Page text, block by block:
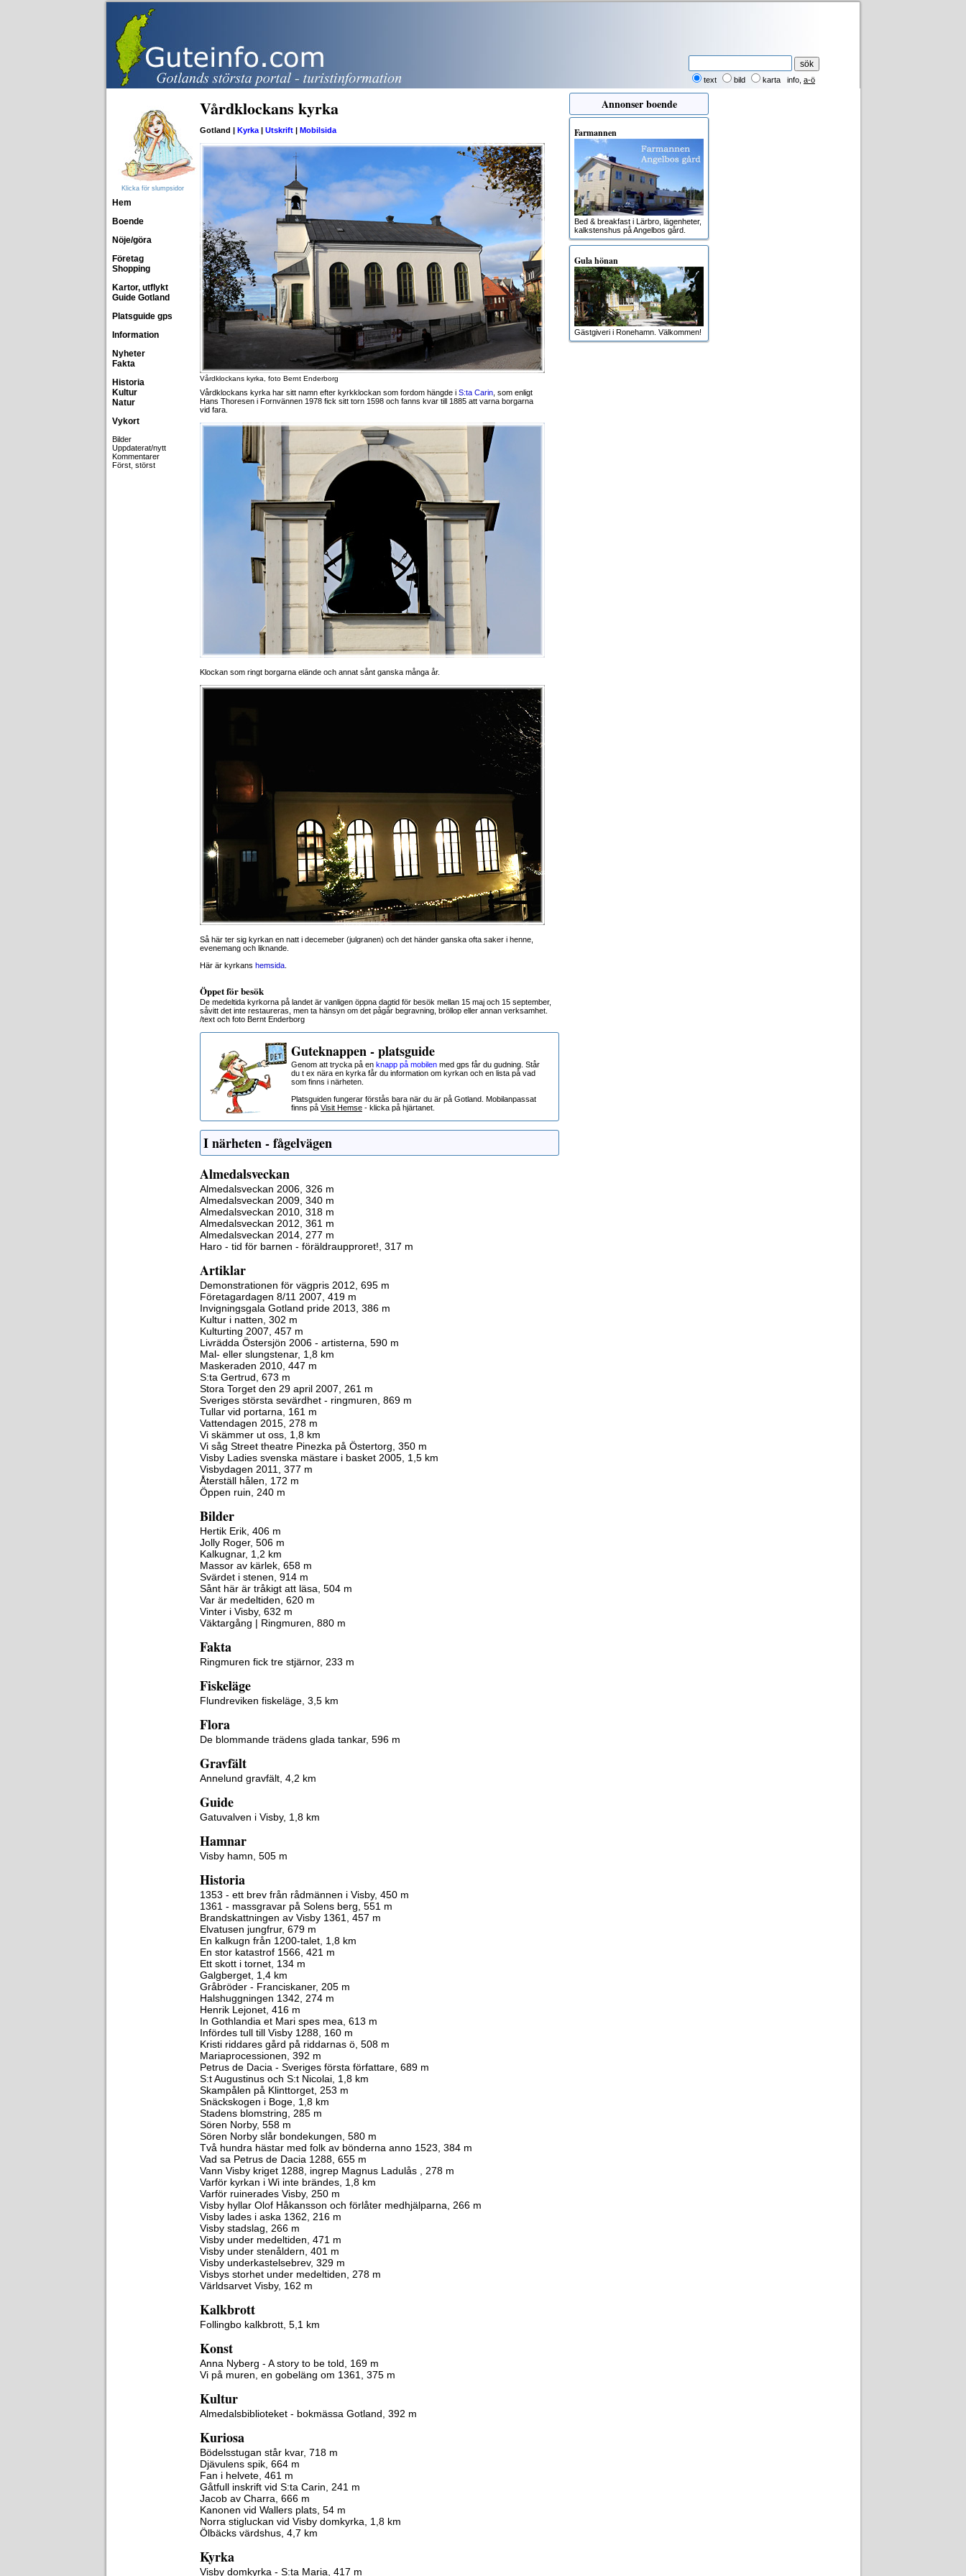
text bild karta info a-ö
Klicka för slumpsidor
Hem
Boende
Nöje/göra
Företag
Shopping
Kartor, utflykt
Guide Gotland
Platsguide gps
Information
Nyheter
Fakta
Historia
Kultur
Natur
Vykort
Bilder
Uppdaterat/nytt
Kommentarer
Först, störst
Vårdklockans kyrka
Gotland | Kyrka | Utskrift | Mobilsida
Vårdklockans kyrka, foto Bernt Enderborg
Vårdklockans kyrka har sitt namn efter kyrkklockan som fordom hängde i S:ta Carin , som enligt
Hans Thoresen i Fornvännen 1978 fick sitt torn 1598 och fanns kvar till 1885 att varna borgarna
vid fara.
Klockan som ringt borgarna elände och annat sånt ganska många år.
Så här ter sig kyrkan en natt i decemeber (julgranen) och det händer ganska ofta saker i henne,
evenemang och liknande.
Här är kyrkans hemsida
Öppet för besök
De medeltida kyrkorna på landet är vanligen öppna dagtid för besök mellan 15 maj och 15 september,
såvitt det inte restaureras, men ta hänsyn om det pågår begravning, bröllop eller annan verksamhet.
/text och foto Bernt Enderborg
Guteknappen - platsguide
Genom att trycka på en knapp på mobilen med gps får du gudning. Står
du t ex nära en kyrka får du information om kyrkan och en lista på vad
som finns i närheten.
Platsguiden fungerar förstås bara när du är på Gotland. Mobilanpassat
finns på Visit Hemse - klicka på hjärtanet.
I närheten - fågelvägen
Almedalsveckan
Almedalsveckan 2006, 326 m
Almedalsveckan 2009, 340 m
Almedalsveckan 2010, 318 m
Almedalsveckan 2012, 361 m
Almedalsveckan 2014, 277 m
Haro - tid för barnen - föräldraupproret!, 317 m
Artiklar
Demonstrationen för vägpris 2012, 695 m
Företagardagen 8/11 2007, 419 m
Invigningsgala Gotland pride 2013, 386 m
Kultur i natten, 302 m
Kulturting 2007, 457 m
Livrädda Östersjön 2006 - artisterna, 590 m
Mal- eller slungstenar, 1,8 km
Maskeraden 2010, 447 m
S:ta Gertrud, 673 m
Stora Torget den 29 april 2007, 261 m
Sveriges största sevärdhet - ringmuren, 869 m
Tullar vid portarna, 161 m
Vattendagen 2015, 278 m
Vi skämmer ut oss, 1,8 km
Vi såg Street theatre Pinezka på Östertorg, 350 m
Visby Ladies svenska mästare i basket 2005, 1,5 km
Visbydagen 2011, 377 m
Återställ hålen, 172 m
Öppen ruin, 240 m
Bilder
Hertik Erik, 406 m
Jolly Roger, 506 m
Kalkugnar, 1,2 km
Massor av kärlek, 658 m
Svärdet i stenen, 914 m
Sånt här är tråkigt att läsa, 504 m
Var är medeltiden, 620 m
Vinter i Visby, 632 m
Väktargång | Ringmuren, 880 m
Fakta
Ringmuren fick tre stjärnor, 233 m
Fiskeläge
Flundreviken fiskeläge, 3,5 km
Flora
De blommande trädens glada tankar, 596 m
Gravfält
Annelund gravfält, 4,2 km
Guide
Gatuvalven i Visby, 1,8 km
Hamnar
Visby hamn, 505 m
Historia
1353 - ett brev från rådmännen i Visby, 450 m
1361 - massgravar på Solens berg, 551 m
Brandskattningen av Visby 1361, 457 m
Elvatusen jungfrur, 679 m
En kalkugn från 1200-talet, 1,8 km
En stor katastrof 1566, 421 m
Ett skott i tornet, 134 m
Galgberget, 1,4 km
Gråbröder - Franciskaner, 205 m
Halshuggningen 1342, 274 m
Henrik Lejonet, 416 m
In Gothlandia et Mari spes mea, 613 m
Infördes tull till Visby 1288, 160 m
Kristi riddares gård på riddarnas ö, 508 m
Mariaprocessionen, 392 m
Petrus de Dacia - Sveriges första författare, 689 m
S:t Augustinus och S:t Nicolai, 1,8 km
Skampålen på Klinttorget, 253 m
Snäckskogen i Boge, 1,8 km
Stadens blomstring, 285 m
Sören Norby, 558 m
Sören Norby slår bondekungen, 580 m
Två hundra hästar med folk av bönderna anno 1523, 384 m
Vad sa Petrus de Dacia 1288, 655 m
Vann Visby kriget 1288, ingrep Magnus Ladulås , 278 m
Varför kyrkan i Wi inte brändes, 1,8 km
Varför ruinerades Visby, 250 m
Visby hyllar Olof Håkansson och förlåter medhjälparna, 266 m
Visby lades i aska 1362, 216 m
Visby stadslag, 266 m
Visby under medeltiden, 471 m
Visby under stenåldern, 401 m
Visby underkastelsebrev, 329 m
Visbys storhet under medeltiden, 278 m
Världsarvet Visby, 162 m
Kalkbrott
Follingbo kalkbrott, 5,1 km
Konst
Anna Nyberg - A story to be told, 169 m
Vi på muren, en gobeläng om 1361, 375 m
Kultur
Almedalsbiblioteket - bokmässa Gotland, 392 m
Kuriosa
Bödelsstugan står kvar, 718 m
Djävulens spik, 664 m
Fan i helvete, 461 m
Gåtfull inskrift vid S:ta Carin, 241 m
Jacob av Charra, 666 m
Kanonen vid Wallers plats, 54 m
Norra stigluckan vid Visby domkyrka, 1,8 km
Ölbäcks värdshus, 4,7 km
Kyrka
Visby domkyrka - S:ta Maria, 417 m
Annonser boende
Farmannen
Bed & breakfast i Lärbro, lägenheter,
kalkstenshus på Angelbos gård.
Gula hönan
Gästgiveri i Ronehamn. Välkommen!